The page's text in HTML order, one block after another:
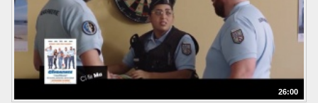
26:00